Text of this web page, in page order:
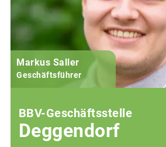
Markus Saller
Geschäftsführer
BBV-Geschäftsstelle
Deggendorf